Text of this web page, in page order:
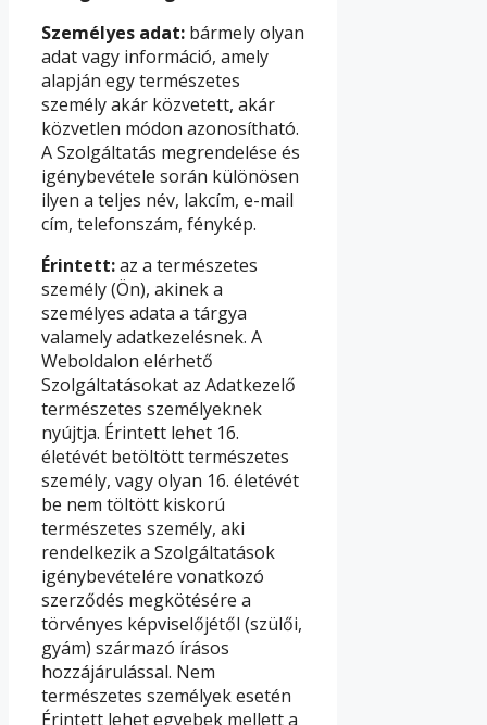
Személyes adat: bármely olyan
adat vagy információ, amely
alapján egy természetes
személy akár közvetett, akár
közvetlen módon azonosítható.
A Szolgáltatás megrendelése és
igénybevétele során különösen
ilyen a teljes név, lakcím, e-mail
cím, telefonszám, fénykép.
Érintett:az a természetes
személy (Ön), akinek a
személyes adata a tárgya
valamely adatkezelésnek. A
Weboldalon elérhető
Szolgáltatásokat az Adatkezelő
természetes személyeknek
nyújtja. Érintett lehet 16.
életévét betöltött természetes
személy, vagy olyan 16. életévét
be nem töltött kiskorú
természetes személy, aki
rendelkezik a Szolgáltatások
igénybevételére vonatkozó
szerződés megkötésére a
törvényes képviselőjétől (szülői,
gyám) származó írásos
hozzájárulással. Nem
természetes személyek esetén
Érintett lehet egyebek mellett a